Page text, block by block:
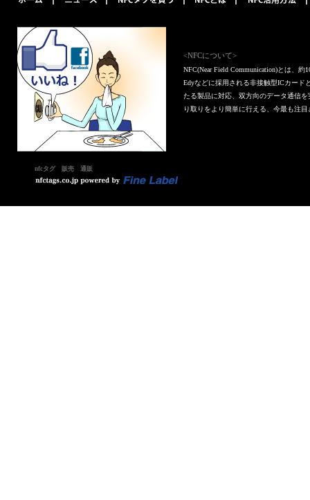
<NFCについて>
NFC(Near Field Communication)とは、
Edyなどに採用される非接触型ICカード
たる製品に対応、双方向のデータ通信
り取りをより簡単に行える、今最も注
nfcタグ 販売 通販